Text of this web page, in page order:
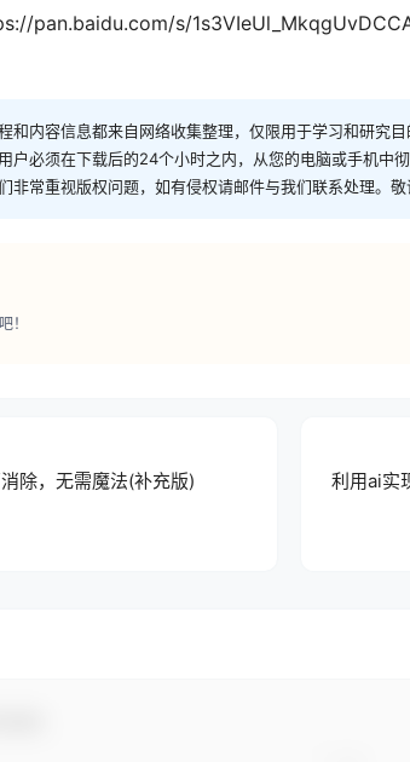
pan.baidu.com/s/
和内容信息都来自网络收集整理，仅限用于学习和研究
户必须在下载后的24个小时之内，从您的电脑或手机中
非常重视版权问题，如有侵权请邮件与我们联系处理。敬
！
除，无需魔法(补充版)
利用ai实